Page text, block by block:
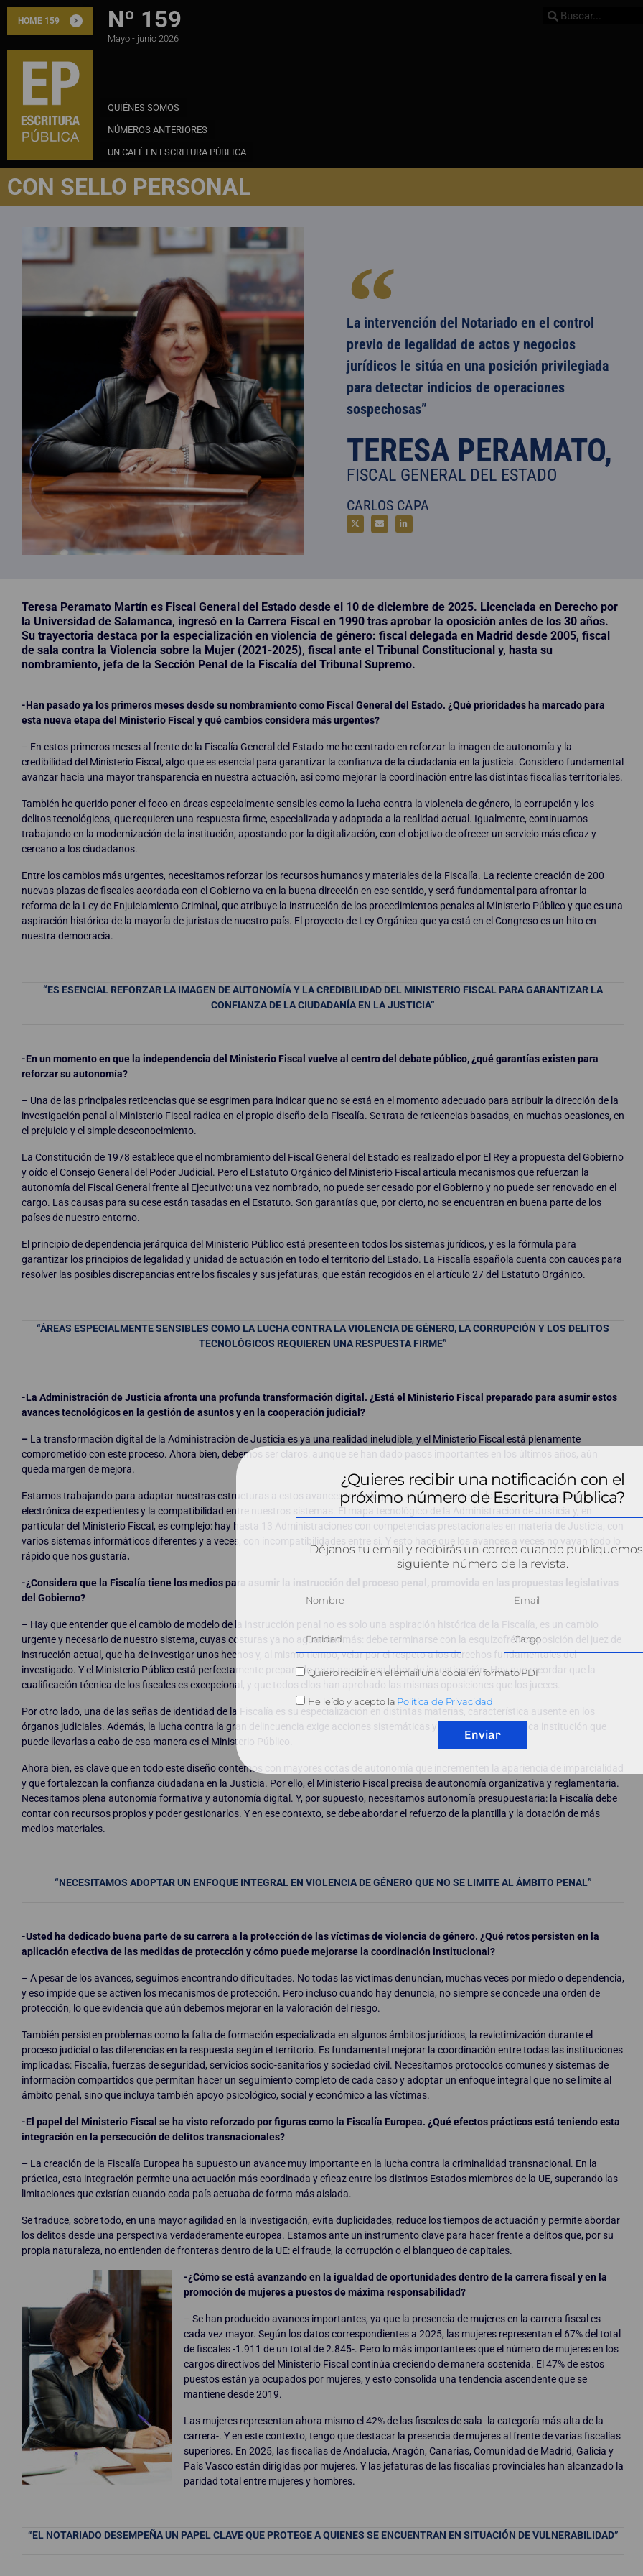
HOME 159 Nº 159
Mayo - junio 2026
QUIÉNES SOMOS
NÚMEROS ANTERIORES
UN CAFÉ EN ESCRITURA PÚBLICA
CON SELLO PERSONAL
La intervención del Notariado en el control
previo de legalidad de actos y negocios
jurídicos le sitúa en una posición privilegiada
para detectar indicios de operaciones
sospechosas”
TERESA PERAMATO,
FISCAL GENERAL DEL ESTADO
CARLOS CAPA
Teresa Peramato Martín es Fiscal General del Estado desde el 10 de diciembre de 2025. Licenciada en Derecho por
la Universidad de Salamanca, ingresó en la Carrera Fiscal en 1990 tras aprobar la oposición antes de los 30 años.
Su trayectoria destaca por la especialización en violencia de género: fiscal delegada en Madrid desde 2005, fiscal
de sala contra la Violencia sobre la Mujer (2021-2025), fiscal ante el Tribunal Constitucional y, hasta su
nombramiento, jefa de la Sección Penal de la Fiscalía del Tribunal Supremo.
-Han pasado ya los primeros meses desde su nombramiento como Fiscal General del Estado. ¿Qué prioridades ha marcado para
esta nueva etapa del Ministerio Fiscal y qué cambios considera más urgentes?
– En estos primeros meses al frente de la Fiscalía General del Estado me he centrado en reforzar la imagen de autonomía y la
credibilidad del Ministerio Fiscal, algo que es esencial para garantizar la confianza de la ciudadanía en la justicia. Considero fundamental
avanzar hacia una mayor transparencia en nuestra actuación, así como mejorar la coordinación entre las distintas fiscalías territoriales.
También he querido poner el foco en áreas especialmente sensibles como la lucha contra la violencia de género, la corrupción y los
delitos tecnológicos, que requieren una respuesta firme, especializada y adaptada a la realidad actual. Igualmente, continuamos
trabajando en la modernización de la institución, apostando por la digitalización, con el objetivo de ofrecer un servicio más eficaz y
cercano a los ciudadanos.
Entre los cambios más urgentes, necesitamos reforzar los recursos humanos y materiales de la Fiscalía. La reciente creación de 200
nuevas plazas de fiscales acordada con el Gobierno va en la buena dirección en ese sentido, y será fundamental para afrontar la
reforma de la Ley de Enjuiciamiento Criminal, que atribuye la instrucción de los procedimientos penales al Ministerio Público y que es una
aspiración histórica de la mayoría de juristas de nuestro país. El proyecto de Ley Orgánica que ya está en el Congreso es un hito en
nuestra democracia.
“ES ESENCIAL REFORZAR LA IMAGEN DE AUTONOMÍA Y LA CREDIBILIDAD DEL MINISTERIO FISCAL PARA GARANTIZAR LA
CONFIANZA DE LA CIUDADANÍA EN LA JUSTICIA”
-En un momento en que la independencia del Ministerio Fiscal vuelve al centro del debate público, ¿qué garantías existen para
reforzar su autonomía?
– Una de las principales reticencias que se esgrimen para indicar que no se está en el momento adecuado para atribuir la dirección de la
investigación penal al Ministerio Fiscal radica en el propio diseño de la Fiscalía. Se trata de reticencias basadas, en muchas ocasiones, en
el prejuicio y el simple desconocimiento.
La Constitución de 1978 establece que el nombramiento del Fiscal General del Estado es realizado el por El Rey a propuesta del Gobierno
y oído el Consejo General del Poder Judicial. Pero el Estatuto Orgánico del Ministerio Fiscal articula mecanismos que refuerzan la
autonomía del Fiscal General frente al Ejecutivo: una vez nombrado, no puede ser cesado por el Gobierno y no puede ser renovado en el
cargo. Las causas para su cese están tasadas en el Estatuto. Son garantías que, por cierto, no se encuentran en buena parte de los
países de nuestro entorno.
El principio de dependencia jerárquica del Ministerio Público está presente en todos los sistemas jurídicos, y es la fórmula para
garantizar los principios de legalidad y unidad de actuación en todo el territorio del Estado. La Fiscalía española cuenta con cauces para
resolver las posibles discrepancias entre los fiscales y sus jefaturas, que están recogidos en el artículo 27 del Estatuto Orgánico.
“ÁREAS ESPECIALMENTE SENSIBLES COMO LA LUCHA CONTRA LA VIOLENCIA DE GÉNERO, LA CORRUPCIÓN Y LOS DELITOS
TECNOLÓGICOS REQUIEREN UNA RESPUESTA FIRME”
-La Administración de Justicia afronta una profunda transformación digital. ¿Está el Ministerio Fiscal preparado para asumir estos
avances tecnológicos en la gestión de asuntos y en la cooperación judicial?
– La transformación digital de la Administración de Justicia es ya una realidad ineludible, y el Ministerio Fiscal está plenamente
comprometido con este proceso. Ahora bien, debemos ser claros: aunque se han dado pasos importantes en los últimos años, aún
queda margen de mejora.
Estamos trabajando para adaptar nuestras estructuras a estos avances tecnológicos, especialmente en lo que respecta a la gestión
electrónica de expedientes y la compatibilidad entre nuestros sistemas. El mapa tecnológico de la Administración de Justicia y, en
particular del Ministerio Fiscal, es complejo: hay hasta 13 Administraciones con competencias prestacionales en materia de Justicia, con
varios sistemas informáticos diferentes y a veces, con incompatibilidades entre sí. Y esto hace que los avances a veces no vayan todo lo
rápido que nos gustaría.
-¿Considera que la Fiscalía tiene los medios para asumir la instrucción del proceso penal, promovida en las propuestas legislativas
del Gobierno?
– Hay que entender que el cambio de modelo de la instrucción penal no es solo una aspiración histórica de la Fiscalía, es un cambio
urgente y necesario de nuestro sistema, cuyas costuras ya no aguantan más: debe terminarse con la esquizofrénica posición del juez de
instrucción actual, que ha de investigar unos hechos y, al mismo tiempo, velar por el respeto a los derechos fundamentales del
investigado. Y el Ministerio Público está perfectamente preparado para asumir esa labor de investigación. Hay que recordar que la
cualificación técnica de los fiscales es excepcional, y que todos ellos han aprobado las mismas oposiciones que los jueces.
Por otro lado, una de las señas de identidad de la Fiscalía es su especialización en distintas materias, característica ausente en los
órganos judiciales. Además, la lucha contra la gran delincuencia exige acciones sistemáticas y coordinadas y la única institución que
puede llevarlas a cabo de esa manera es el Ministerio Público.
Ahora bien, es clave que en todo este diseño contemos con mayores cotas de autonomía que incrementen la apariencia de imparcialidad
y que fortalezcan la confianza ciudadana en la Justicia. Por ello, el Ministerio Fiscal precisa de autonomía organizativa y reglamentaria.
Necesitamos plena autonomía formativa y autonomía digital. Y, por supuesto, necesitamos autonomía presupuestaria: la Fiscalía debe
contar con recursos propios y poder gestionarlos. Y en ese contexto, se debe abordar el refuerzo de la plantilla y la dotación de más
medios materiales.
“NECESITAMOS ADOPTAR UN ENFOQUE INTEGRAL EN VIOLENCIA DE GÉNERO QUE NO SE LIMITE AL ÁMBITO PENAL”
-Usted ha dedicado buena parte de su carrera a la protección de las víctimas de violencia de género. ¿Qué retos persisten en la
aplicación efectiva de las medidas de protección y cómo puede mejorarse la coordinación institucional?
– A pesar de los avances, seguimos encontrando dificultades. No todas las víctimas denuncian, muchas veces por miedo o dependencia,
y eso impide que se activen los mecanismos de protección. Pero incluso cuando hay denuncia, no siempre se concede una orden de
protección, lo que evidencia que aún debemos mejorar en la valoración del riesgo.
También persisten problemas como la falta de formación especializada en algunos ámbitos jurídicos, la revictimización durante el
proceso judicial o las diferencias en la respuesta según el territorio. Es fundamental mejorar la coordinación entre todas las instituciones
implicadas: Fiscalía, fuerzas de seguridad, servicios socio-sanitarios y sociedad civil. Necesitamos protocolos comunes y sistemas de
información compartidos que permitan hacer un seguimiento completo de cada caso y adoptar un enfoque integral que no se limite al
ámbito penal, sino que incluya también apoyo psicológico, social y económico a las víctimas.
-El papel del Ministerio Fiscal se ha visto reforzado por figuras como la Fiscalía Europea. ¿Qué efectos prácticos está teniendo esta
integración en la persecución de delitos transnacionales?
– La creación de la Fiscalía Europea ha supuesto un avance muy importante en la lucha contra la criminalidad transnacional. En la
práctica, esta integración permite una actuación más coordinada y eficaz entre los distintos Estados miembros de la UE, superando las
limitaciones que existían cuando cada país actuaba de forma más aislada.
Se traduce, sobre todo, en una mayor agilidad en la investigación, evita duplicidades, reduce los tiempos de actuación y permite abordar
los delitos desde una perspectiva verdaderamente europea. Estamos ante un instrumento clave para hacer frente a delitos que, por su
propia naturaleza, no entienden de fronteras dentro de la UE: el fraude, la corrupción o el blanqueo de capitales.
-¿Cómo se está avanzando en la igualdad de oportunidades dentro de la carrera fiscal y en la
promoción de mujeres a puestos de máxima responsabilidad?
– Se han producido avances importantes, ya que la presencia de mujeres en la carrera fiscal es
cada vez mayor. Según los datos correspondientes a 2025, las mujeres representan el 67% del total
de fiscales -1.911 de un total de 2.845-. Pero lo más importante es que el número de mujeres en los
cargos directivos del Ministerio Fiscal continúa creciendo de manera sostenida. El 47% de estos
puestos están ya ocupados por mujeres, y esto consolida una tendencia ascendente que se
mantiene desde 2019.
Las mujeres representan ahora mismo el 42% de las fiscales de sala -la categoría más alta de la
carrera-. Y en este contexto, tengo que destacar la presencia de mujeres al frente de varias fiscalías
superiores. En 2025, las fiscalías de Andalucía, Aragón, Canarias, Comunidad de Madrid, Galicia y
País Vasco están dirigidas por mujeres. Y las jefaturas de las fiscalías provinciales han alcanzado la
paridad total entre mujeres y hombres.
“EL NOTARIADO DESEMPEÑA UN PAPEL CLAVE QUE PROTEGE A QUIENES SE ENCUENTRAN EN SITUACIÓN DE VULNERABILIDAD”
¿Quieres recibir una notificación con el
próximo número de Escritura Pública?
Déjanos tu email y recibirás un correo cuando
siguiente número de la revista.
Quiero recibir en el email una copia en formato PDF
He leído y acepto la Política de Privacidad
Enviar